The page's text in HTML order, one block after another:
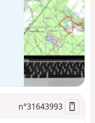
n°31643993